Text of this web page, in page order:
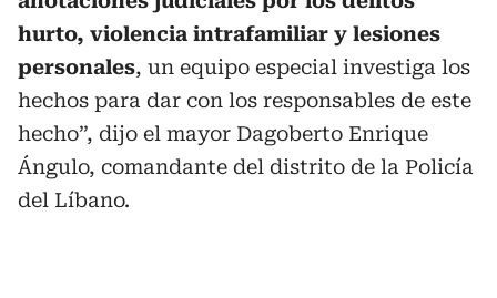
hurto, violencia intrafamiliar y lesiones
personales, un equipo especial investiga los
hechos para dar con los responsables de este
hecho”, dijo el mayor Dagoberto Enrique
Ángulo, comandante del distrito de la Policía
del Líbano.